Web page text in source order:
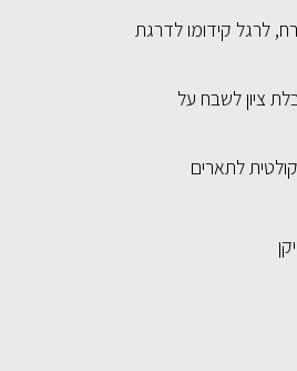
לרגל קידומו לדרגת
ציון לשבח על
לתארים